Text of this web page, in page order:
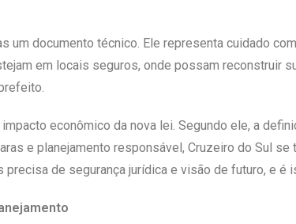
um documento técnico. Ele representa cuidado
em locais seguros, onde possam reconstruir
econômico da nova lei. Segundo ele, a
e planejamento responsável, Cruzeiro do Sul
de segurança jurídica e visão de futuro, e é